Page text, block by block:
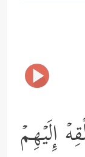
إِلَیۡهِمۡ